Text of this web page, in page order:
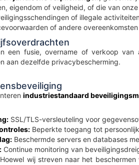
eigendom of veiligheid, of die van
of illegale
of andere
een fusie, overname of verkoop van
aan dezelfde privacybescherming.
industriestandaard
SSL/TLS-versleuteling voor
Beperkte toegang tot
Beschermde servers en databases
Continue monitoring van
Hoewel wij streven naar het